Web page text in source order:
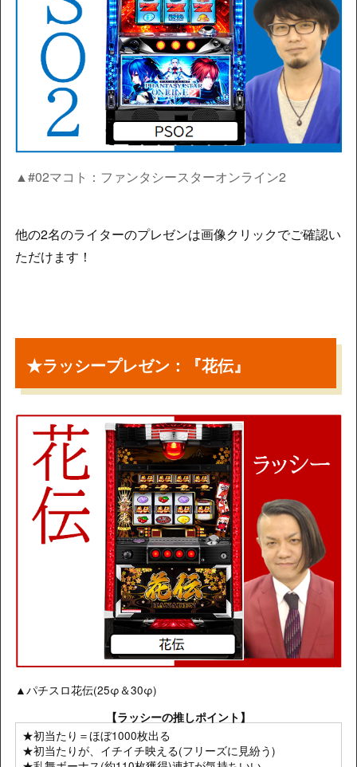
▲#02マコト：ファンタシースターオンライン2
他の2名のライターのプレゼンは画像クリックでご確認い
ただけます！
★ラッシープレゼン：『花伝』
▲パチスロ花伝(25φ＆30φ)
【ラッシーの推しポイント】
★初当たり＝ほぼ1000枚出る
★初当たりが、イチイチ映える(フリーズに見紛う)